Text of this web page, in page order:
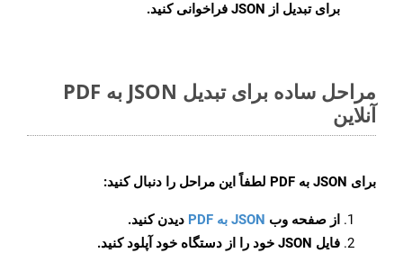
برای تبدیل از JSON فراخوانی کنید.
مراحل ساده برای تبدیل JSON به PDF
آنلاین
برای JSON به PDF لطفاً این مراحل را دنبال کنید:
از صفحه وب JSON به PDF
دیدن کنید.
فایل JSON خود را از دستگاه خود آپلود کنید.